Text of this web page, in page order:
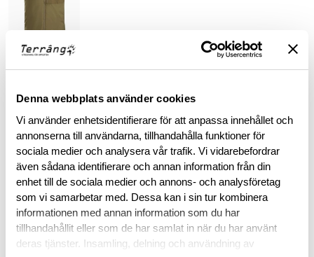
Denna webbplats använder cookies
Vi använder enhetsidentifierare för att anpassa innehållet och
annonserna till användarna, tillhandahålla funktioner för
sociala medier och analysera vår trafik. Vi vidarebefordrar
även sådana identifierare och annan information från din
enhet till de sociala medier och annons- och analysföretag
som vi samarbetar med. Dessa kan i sin tur kombinera
informationen med annan information som du har
tillhandahållit eller som de har samlat in när du har använt
deras tjänster. Insamling, delning och användning av
To purchase Arc'teryx LEAF products, you must provide valid
identification confirming your status as an authorized end-
user within law enforcement or military personnel. This
requirement ensures that these specialized products are
accessible to those in professional capacities where they are
intended to be utilized.
BESKRIVNING